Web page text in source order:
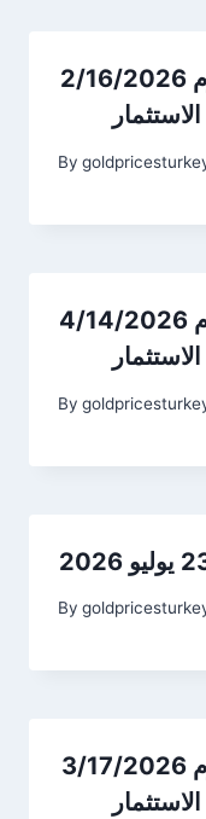
أسعار الذهب في ألمانيا اليوم 2/16/2026
By
أسعار الذهب في ألمانيا اليوم 4/14/2026
By
By
أسعار الذهب في ألمانيا اليوم 3/17/2026